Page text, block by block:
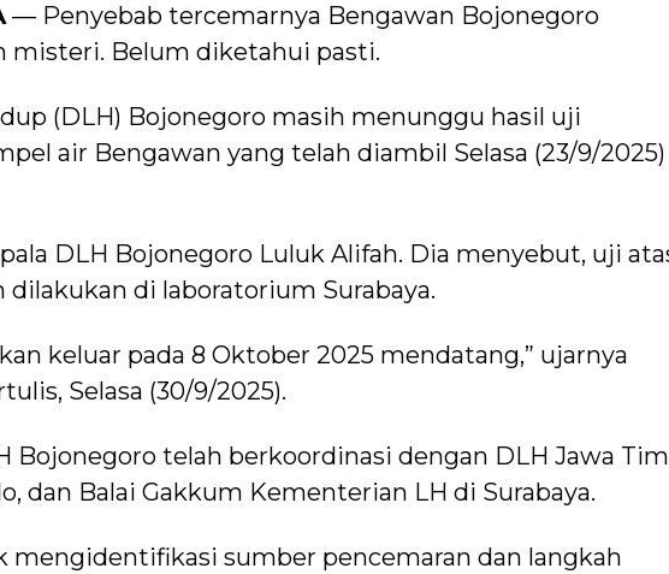
— Penyebab tercemarnya Bengawan Bojonegoro
misteri. Belum diketahui pasti.
(DLH) Bojonegoro masih menunggu hasil uji
air Bengawan yang telah diambil Selasa (23/9/2025)
DLH Bojonegoro Luluk Alifah. Dia menyebut, uji
dilakukan di laboratorium Surabaya.
keluar pada 8 Oktober 2025 mendatang,” ujarnya
Selasa (30/9/2025).
Bojonegoro telah berkoordinasi dengan DLH Jawa
dan Balai Gakkum Kementerian LH di Surabaya.
mengidentifikasi sumber pencemaran dan langkah